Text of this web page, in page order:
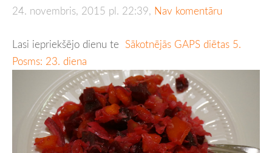
24. novembris, 2015 pl. 22:39, Nav komentāru
Lasi iepriekšējo dienu te Sākotnējās GAPS diētas 5.
Posms: 23. diena